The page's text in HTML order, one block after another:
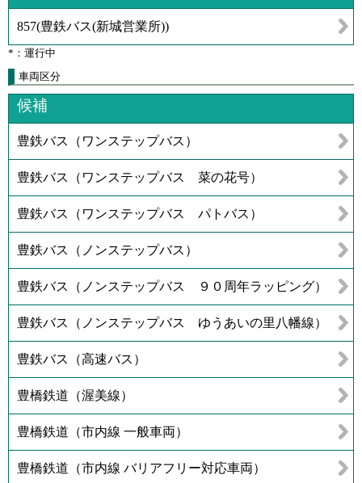
857(豊鉄バス(新城営業所))
*：運行中
車両区分
候補
豊鉄バス（ワンステップバス）
豊鉄バス（ワンステップバス 菜の花号）
豊鉄バス（ワンステップバス パトバス）
豊鉄バス（ノンステップバス）
豊鉄バス（ノンステップバス ９０周年ラッピング）
豊鉄バス（ノンステップバス ゆうあいの里八幡線）
豊鉄バス（高速バス）
豊橋鉄道（渥美線）
豊橋鉄道（市内線 一般車両）
豊橋鉄道（市内線 バリアフリー対応車両）